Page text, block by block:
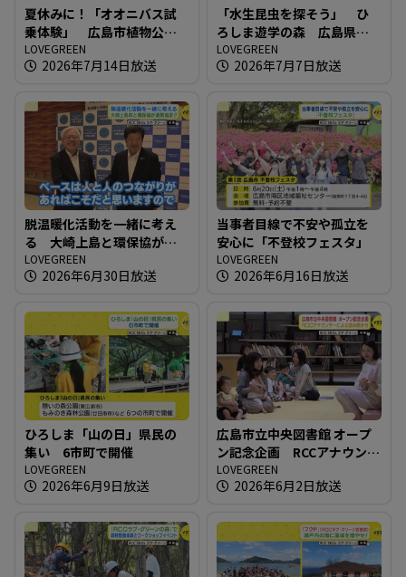
夏休みに！「オオニバス試
乗体験」 広島市植物公園
サマーフェア
LOVEGREEN
2026年7月14日放送
「水生昆虫を探そう」 ひ
ろしま遊学の森 広島県緑
化センター
LOVEGREEN
2026年7月7日放送
脱温暖化活動を一緒に考え
る 大崎上島と環保協が連
携協定！！
LOVEGREEN
2026年6月30日放送
当事者目線で不安や孤立を
安心に「不登校フェスタ」
LOVEGREEN
2026年6月16日放送
ひろしま「山の日」県民の
集い 6市町で開催
LOVEGREEN
2026年6月9日放送
広島市立中央図書館 オープ
ン記念企画 RCCアナウンサ
ーによる読み聞かせ
LOVEGREEN
2026年6月2日放送